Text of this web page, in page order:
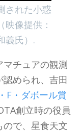
された小惑
像提供：
義氏）.
チュアの観測
められ、吉田
F・ダボール賞
創立時の役員
で、星食天文